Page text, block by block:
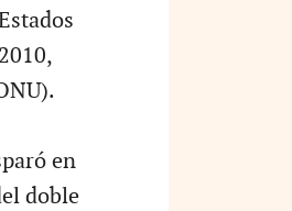
en
doble